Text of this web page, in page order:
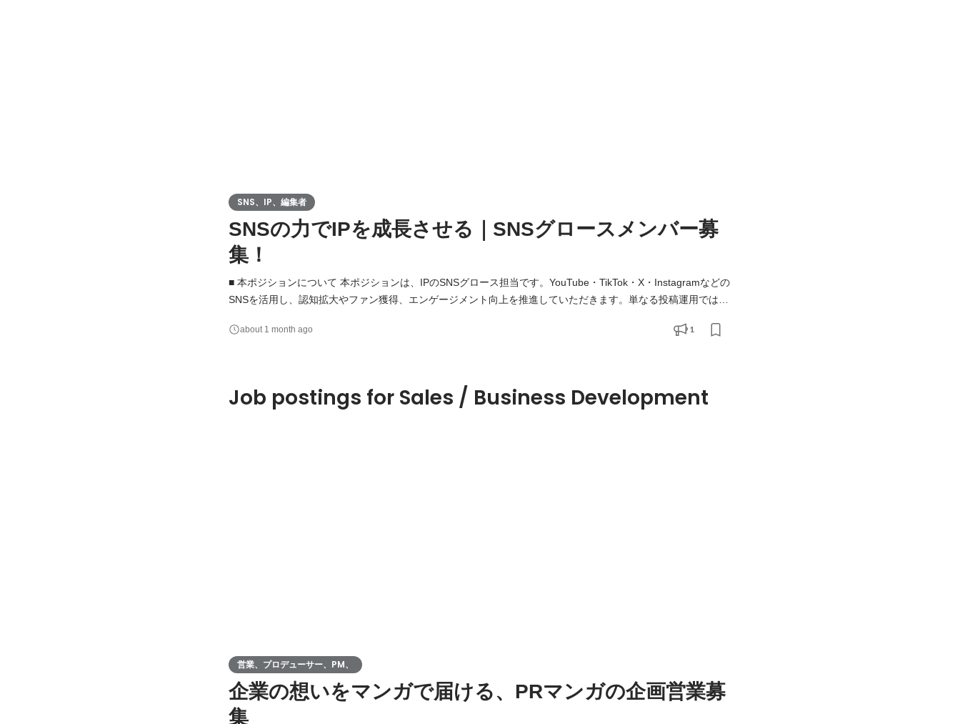
SNS、IP、編集者
SNSの力でIPを成長させる｜SNSグロースメンバー募
集！
■ 本ポジションについて 本ポジションは、IPのSNSグロース担当です。YouTube・TikTok・X・Instagramなどの
SNSを活用し、認知拡大やファン獲得、エンゲージメント向上を推進していただきます。単なる投稿運用ではな
戦略の立案から実行、分析改善までを担うポジションです。 ■ お任せしたい業務 ・TikTok、YouTube Shortsな
about 1 month ago 1
Job postings for Sales / Business Development
営業、プロデューサー、PM、
企業の想いをマンガで届ける、PRマンガの企画営業募
集